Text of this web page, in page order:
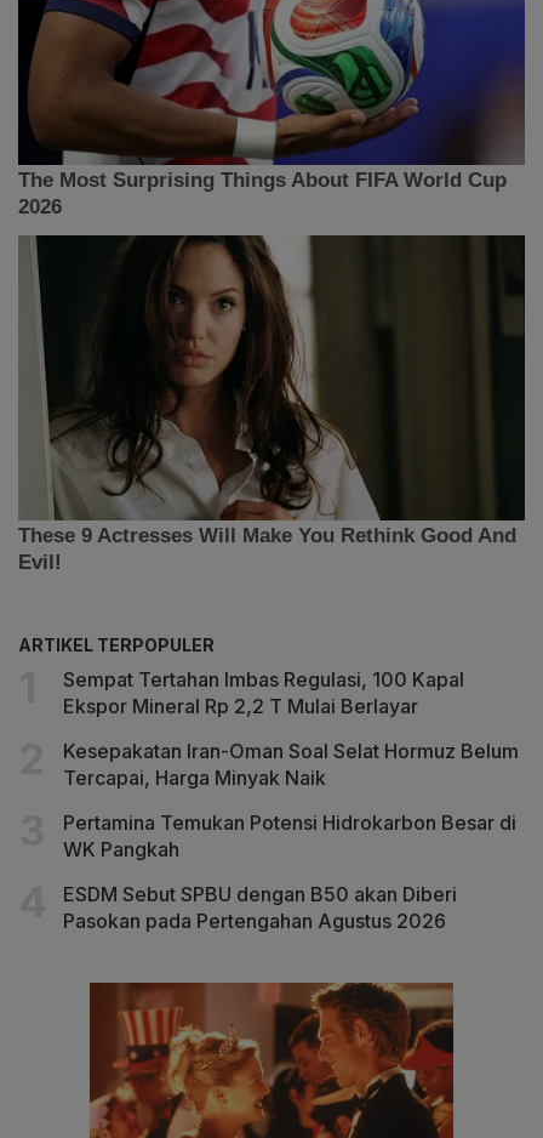
ARTIKEL TERPOPULER
Sempat Tertahan Imbas Regulasi, 100 Kapal
Ekspor Mineral Rp 2,2 T Mulai Berlayar
Kesepakatan Iran-Oman Soal Selat Hormuz Belum
Tercapai, Harga Minyak Naik
Pertamina Temukan Potensi Hidrokarbon Besar di
WK Pangkah
ESDM Sebut SPBU dengan B50 akan Diberi
Pasokan pada Pertengahan Agustus 2026